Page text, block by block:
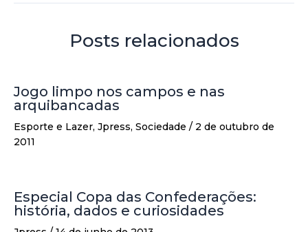
Posts relacionados
Jogo limpo nos campos e nas
arquibancadas
Esporte e Lazer, Jpress, Sociedade / 2 de outubro de
2011
Especial Copa das Confederações:
história, dados e curiosidades